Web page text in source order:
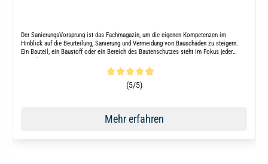
Der SanierungsVorsprung ist das Fachmagazin, um die eigenen Kompetenzen im
Hinblick auf die Beurteilung, Sanierung und Vermeidung von Bauschäden zu steigern.
Ein Bauteil, ein Baustoff oder ein Bereich des Bautenschutzes steht im Fokus jeder
Durchschnittliche Bewertung von 4.9 von 5 Sternen
(5/5)
Mehr erfahren